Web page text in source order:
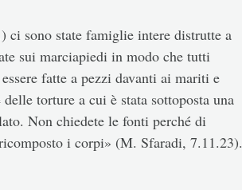
sono state famiglie intere distrutte a
sui marciapiedi in modo che tutti
fatte a pezzi davanti ai mariti e
torture a cui è stata sottoposta una
Non chiedete le fonti perché di
i corpi» (M. Sfaradi, 7.11.23).